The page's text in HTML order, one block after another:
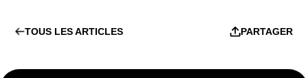
TOUS LES ARTICLES PARTAGER